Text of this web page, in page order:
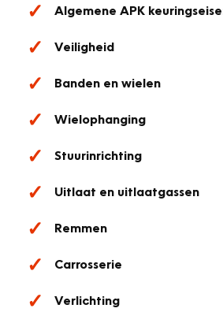
Algemene APK
Veiligheid
Banden en wielen
Wielophanging
Stuurinrichting
Uitlaat en uitlaatgassen
Remmen
Carrosserie
Verlichting